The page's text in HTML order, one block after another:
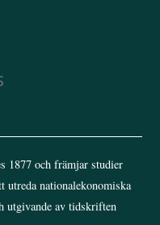
1877 och främjar studier
nationalekonomiska
utgivande av tidskriften